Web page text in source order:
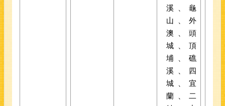
溪、龜
山、外
澳、頭
城、頂
埔、礁
溪、四
城、宜
蘭、二